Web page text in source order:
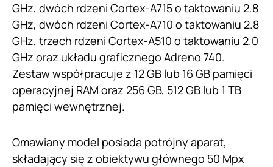
GHz, dwóch rdzeni Cortex-A715 o taktowaniu 2.8
GHz, dwóch rdzeni Cortex-A710 o taktowaniu 2.8
GHz, trzech rdzeni Cortex-A510 o taktowaniu 2.0
GHz oraz układu graficznego Adreno 740.
Zestaw współpracuje z 12 GB lub 16 GB pamięci
operacyjnej RAM oraz 256 GB, 512 GB lub 1 TB
pamięci wewnętrznej.
Omawiany model posiada potrójny aparat,
składający się z obiektywu głównego 50 Mpx